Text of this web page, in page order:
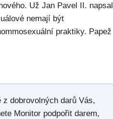
Už Jan Pavel II. napsal
nemají být
praktiky. Papež
dobrovolných darů Vás,
Monitor podpořit darem,